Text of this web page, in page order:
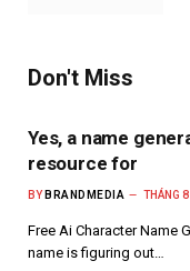
Don't Miss
Yes, a name
resource for
BY BRANDMEDIA THÁNG
Free Ai Character Name
name is figuring out…